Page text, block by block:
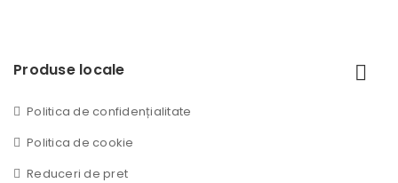
Produse locale
Politica de confidențialitate
Politica de cookie
Reduceri de pret